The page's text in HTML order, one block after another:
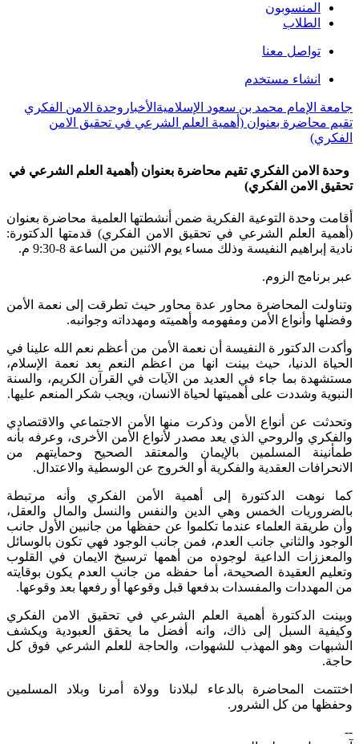
المنسوبون
الطلاب
تواصل معنا
انشاء مستخدم
جامعة الإمام محمد بن سعود الإسلامية الأخبار وحدة الامن الفكري
تقيم محاضرة بعنوان (أهمية العلم الشرعي في تحقيق الامن
الفكري)
وحدة الامن الفكري تقيم محاضرة بعنوان (أهمية العلم الشرعي في
تحقيق الامن الفكري)
أقامت وحدة التوعية الفكرية ضمن أنشطتها العلمية محاضرة بعنوان
(أهمية العلم الشرعي في تحقيق الامن الفكري) قدمتها الدكتورة:
نادية إبراهيم النفيسة وذلك مساء يوم الاثنين من الساعة 8-9:30 م.
عبر برنامج الزوم.
وتناولت المحاضرة محاور عدة محاور حيث تطرقت إلى نعمة الأمن
وفضلها وأنواع الأمن ومفهومه وأهميته ومهدداته وجوانبه​.
وأكدت الدكتور ة النفيسة أن نعمة الأمن من أعظم نعم الله علينا في
الحياة الدنيا، حيث بينت انها من اعظم النعم بعد نعمة الإسلام،
مستشهدة بما جاء في العديد من الآيات في القرآن الكريم، والسنة
النبوية وشددت على أهميتها لحياة الانسان، ويجب شكر المنعم عليها.
وتحدثت عن أنواع الأمن وذكرت منها الأمن الاجتماعي والاقتصادي
والفكري والروحي الذي يعد مصدر لأنواع الأمن الأخرى، وعرفه بأنه
طمأنينة المسلمين بالإيمان والمعتقد الصحيح وحمايتهم من
الانحرافات العقدية والفكرية أو الخروج عن الوسطية والاعتدال.
كما نوهت الدكتورة إلى أهمية الأمن الفكري وأنه مرتبطة
بالضروريات الخمس وهي الدين والنفس والنسل والمال والعقل،
وأن طريقة العلماء عندما تكلموا عن حفظها من جانبين الأول جانب
الوجود والثاني جانب العدم، فمن جانب الوجود فهي تكون بالوسائل
والمعززات الداعية لوجوده من أهمها ترسيخ الايمان في القلوب
وتعليم العقيدة الصحيحة، أما حفظه من جانب العدم يكون بوقايته
من المهددات والمفسدات بدفعها قبل وقوعها أو رفعها بعد وقوعها.
وبينت الدكتورة أهمية العلم الشرعي في تحقيق الامن الفكري
وكيفية السبل إلى ذاك، وانه أفضل ما يحقق العبودية ويكشف
الشبهات وهو المهذب للشهوات، والحاجة للعلم الشرعي فوق كل
حاجة.
اختتمت المحاضرة بالدعاء لبلادنا وولاة أمرنا وبلاد المسلمين
وحفظها من كل الشرور.
--